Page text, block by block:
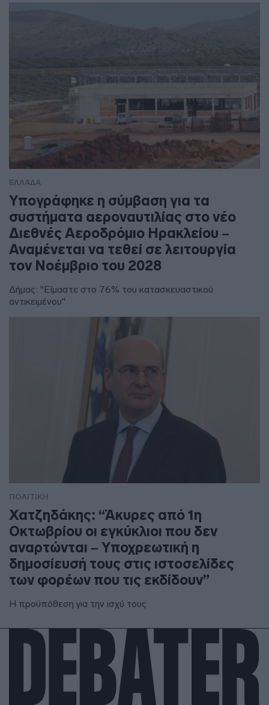
ΕΛΛΑΔΑ
Υπογράφηκε η σύμβαση για τα
συστήματα αεροναυτιλίας στο νέο
Διεθνές Αεροδρόμιο Ηρακλείου –
Αναμένεται να τεθεί σε λειτουργία
τον Νοέμβριο του 2028
Δήμας: "Είμαστε στο 76% του κατασκευαστικού
αντικειμένου"
ΠΟΛΙΤΙΚΗ
Χατζηδάκης: “Άκυρες από 1η
Οκτωβρίου οι εγκύκλιοι που δεν
αναρτώνται – Υποχρεωτική η
δημοσίευσή τους στις ιστοσελίδες
των φορέων που τις εκδίδουν”
Η προϋπόθεση για την ισχύ τους